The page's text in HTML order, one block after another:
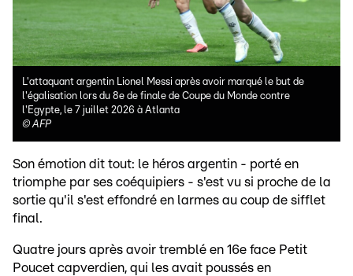
L'attaquant argentin Lionel Messi après avoir marqué le but de
l'égalisation lors du 8e de finale de Coupe du Monde contre
l'Egypte, le 7 juillet 2026 à Atlanta
©AFP
Son émotion dit tout: le héros argentin - porté en
triomphe par ses coéquipiers - s'est vu si proche de la
sortie qu'il s'est effondré en larmes au coup de sifflet
final.
Quatre jours après avoir tremblé en 16e face Petit
Poucet capverdien, qui les avait poussés en